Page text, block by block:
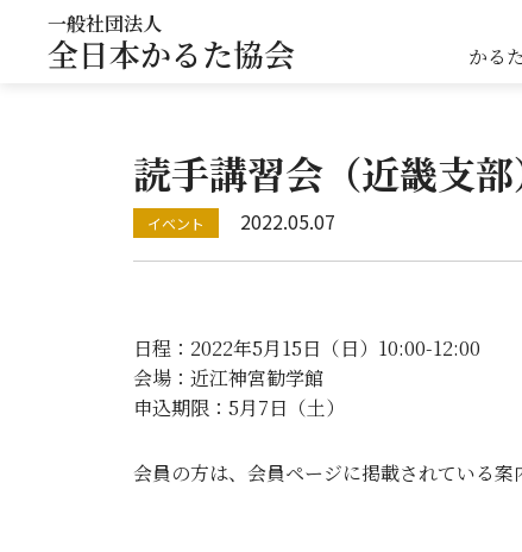
一般社団法人
全日本かるた協会 かる
読手講習会（近畿支
2022.05.07
日程：2022年5月15日（日）10:00-12:00
会場：近江神宮勧学館
申込期限：5月7日（土）
会員の方は、会員ページに掲載されている案